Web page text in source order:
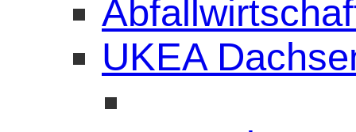
UKEA